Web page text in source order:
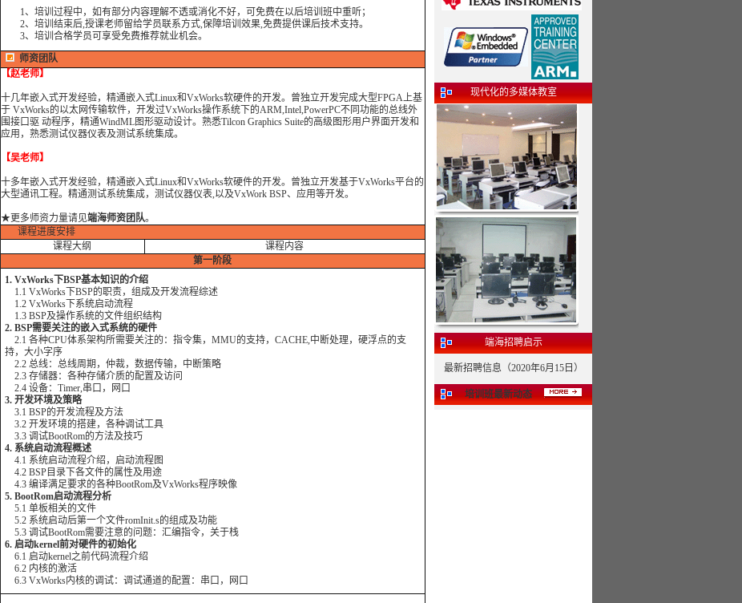
现代化的多媒体教室
端海招聘启示
最新招聘信息（2020年6月15日）
培训班最新动态
1、培训过程中，如有部分内容理解不透或消化不好，可免费在以后培训班中重听；
2、培训结束后,授课老师留给学员联系方式,保障培训效果,免费提供课后技术支持。
3、培训合格学员可享受免费推荐就业机会。
师资团队
【赵老师】
十几年嵌入式开发经验，精通嵌入式Linux和VxWorks软硬件的开发。曾独立开发完成大型FPGA上基
于 VxWorks的以太网传输软件，开发过VxWorks操作系统下的ARM,Intel,PowerPC不同功能的总线外
围接口驱 动程序，精通WindML图形驱动设计。熟悉Tilcon Graphics Suite的高级图形用户界面开发和
应用，熟悉测试仪器仪表及测试系统集成。
【吴老师】
十多年嵌入式开发经验，精通嵌入式Linux和VxWorks软硬件的开发。曾独立开发基于VxWorks平台的
大型通讯工程。精通测试系统集成，测试仪器仪表,以及VxWork BSP、应用等开发。
★更多师资力量请见端海师资团队。
课程进度安排
课程大纲
课程内容
第一阶段
1. VxWorks下BSP基本知识的介绍
1.1 VxWorks下BSP的职责，组成及开发流程综述
1.2 VxWorks下系统启动流程
1.3 BSP及操作系统的文件组织结构
2. BSP需要关注的嵌入式系统的硬件
2.1 各种CPU体系架构所需要关注的：指令集，MMU的支持，CACHE,中断处理，硬浮点的支
持，大小字序
2.2 总线：总线周期，仲裁，数据传输，中断策略
2.3 存储器：各种存储介质的配置及访问
2.4 设备：Timer,串口，网口
3. 开发环境及策略
3.1 BSP的开发流程及方法
3.2 开发环境的搭建，各种调试工具
3.3 调试BootRom的方法及技巧
4. 系统启动流程概述
4.1 系统启动流程介绍，启动流程图
4.2 BSP目录下各文件的属性及用途
4.3 编译满足要求的各种BootRom及VxWorks程序映像
5. BootRom启动流程分析
5.1 单板相关的文件
5.2 系统启动后第一个文件romInit.s的组成及功能
5.3 调试BootRom需要注意的问题：汇编指令，关于栈
6. 启动kernel前对硬件的初始化
6.1 启动kernel之前代码流程介绍
6.2 内核的激活
6.3 VxWorks内核的调试：调试通道的配置：串口，网口